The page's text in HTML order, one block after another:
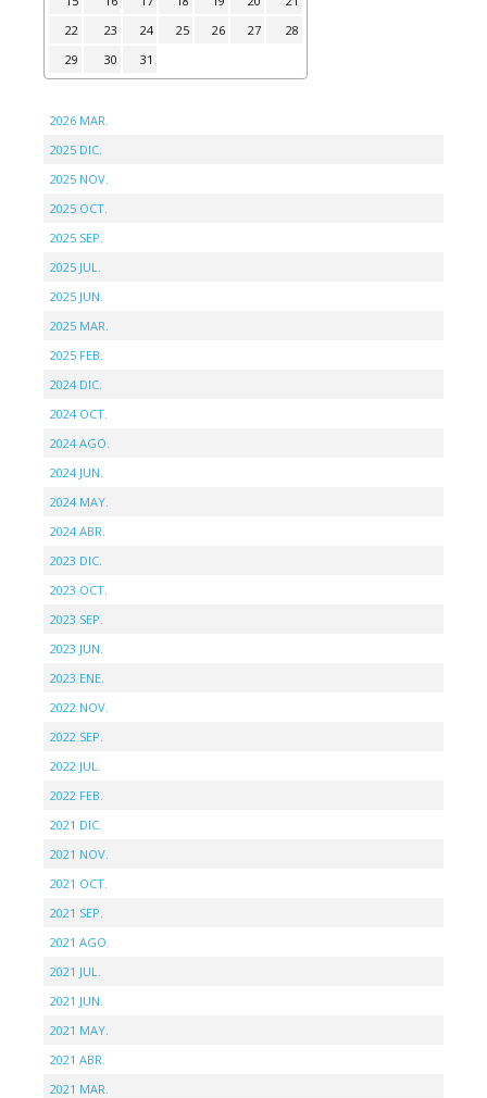
22
23 24 25 26 27
28
29
30 31
2026 MAR.
2025 DIC.
2025 NOV.
2025 OCT.
2025 SEP.
2025 JUL.
2025 JUN.
2025 MAR.
2025 FEB.
2024 DIC.
2024 OCT.
2024 AGO.
2024 JUN.
2024 MAY.
2024 ABR.
2023 DIC.
2023 OCT.
2023 SEP.
2023 JUN.
2023 ENE.
2022 NOV.
2022 SEP.
2022 JUL.
2022 FEB.
2021 DIC.
2021 NOV.
2021 OCT.
2021 SEP.
2021 AGO.
2021 JUL.
2021 JUN.
2021 MAY.
2021 ABR.
2021 MAR.